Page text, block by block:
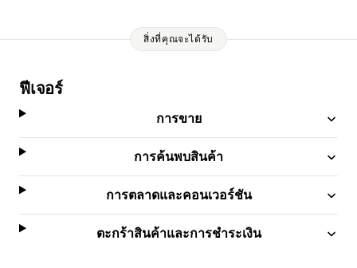
สิ่งที่คุณจะได้รับ
ฟีเจอร์
การขาย
การค้นพบสินค้า
การตลาดและคอนเวอร์ชัน
ตะกร้าสินค้าและการชำระเงิน